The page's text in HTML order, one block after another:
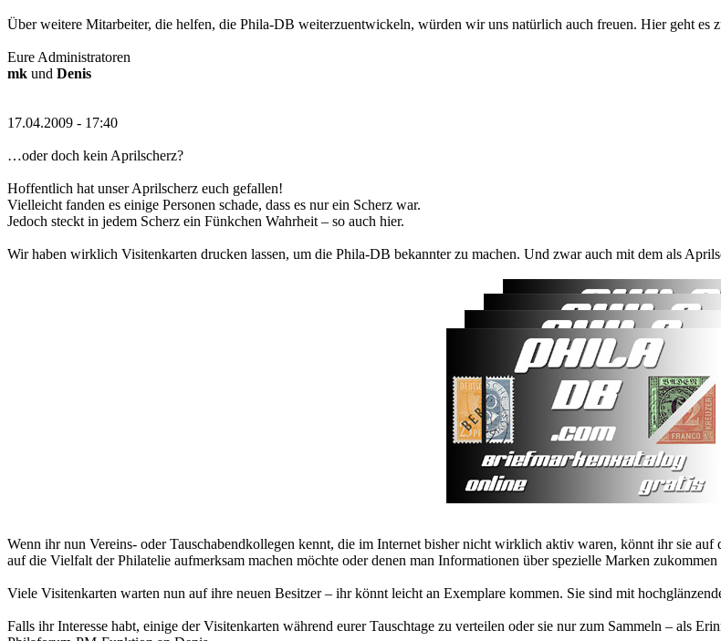
Über weitere Mitarbeiter, die helfen, die Phila-DB weiterzuentwickeln, würden wir uns natürlich auch freuen. Hier geht es
Eure Administratoren
mk und Denis
17.04.2009 - 17:40
…oder doch kein Aprilscherz?
Hoffentlich hat unser Aprilscherz euch gefallen!
Vielleicht fanden es einige Personen schade, dass es nur ein Scherz war.
Jedoch steckt in jedem Scherz ein Fünkchen Wahrheit – so auch hier.
Wir haben wirklich Visitenkarten drucken lassen, um die Phila-DB bekannter zu machen. Und zwar auch mit dem als
Wenn ihr nun Vereins- oder Tauschabendkollegen kennt, die im Internet bisher nicht wirklich aktiv waren, könnt ihr sie
auf die Vielfalt der Philatelie aufmerksam machen möchte oder denen man Informationen über spezielle Marken
Viele Visitenkarten warten nun auf ihre neuen Besitzer – ihr könnt leicht an Exemplare kommen. Sie sind mit
Falls ihr Interesse habt, einige der Visitenkarten während eurer Tauschtage zu verteilen oder sie nur zum Sammeln – als